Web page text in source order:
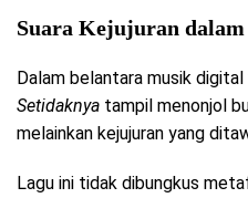
Suara Kejujuran
Dalam belantara musik
Setidaknya tampil menonjol
melainkan kejujuran yang
Lagu ini tidak dibungkus